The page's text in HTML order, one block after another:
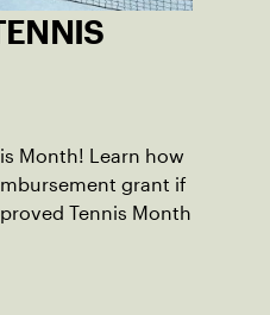
Month! Learn how
grant if
Tennis Month